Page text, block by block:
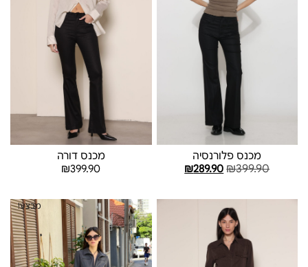
מכנס פלורנסיה
₪399.90
₪289.90
מכנס דורה
₪399.90
מבצע!